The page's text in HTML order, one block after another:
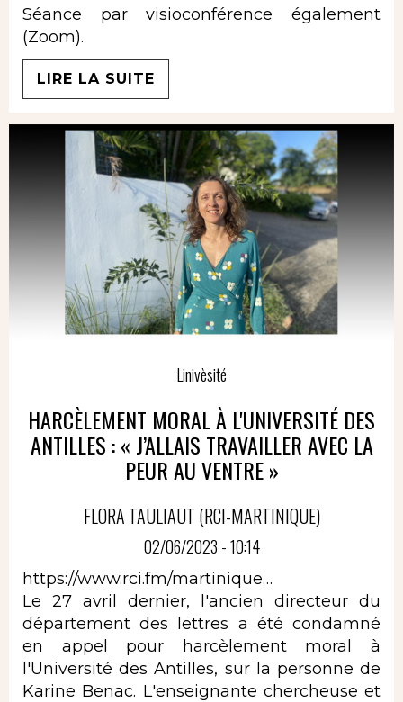
Séance par visioconférence également
(Zoom).
LIRE LA SUITE
Linivèsité
HARCÈLEMENT MORAL À L'UNIVERSITÉ DES
ANTILLES : « J’ALLAIS TRAVAILLER AVEC LA
PEUR AU VENTRE »
FLORA TAULIAUT (RCI-MARTINIQUE)
02/06/2023 - 10:14
https://www.rci.fm/martinique…
Le 27 avril dernier, l'ancien directeur du
département des lettres a été condamné
en appel pour harcèlement moral à
l'Université des Antilles, sur la personne de
Karine Benac. L'enseignante chercheuse et